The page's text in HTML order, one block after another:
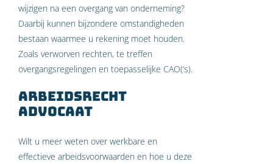
wijzigen na een overgang van onderneming?
Daarbij kunnen bijzondere omstandigheden
bestaan waarmee u rekening moet houden.
Zoals verworven rechten, te treffen
overgangsregelingen en toepasselijke CAO(‘s).
Arbeidsrecht
Advocaat
Wilt u meer weten over werkbare en
effectieve arbeidsvoorwaarden en hoe u deze